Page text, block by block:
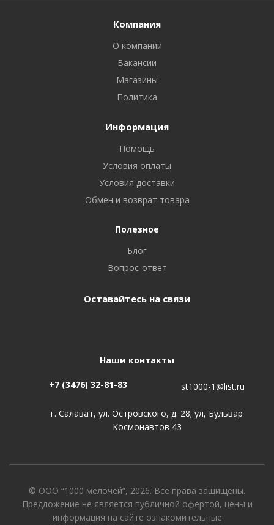
Компания
О компании
Вакансии
Магазины
Политика
Информация
Помощь
Условия оплаты
Условия доставки
Обмен и возврат товара
Полезное
Блог
Вопрос-ответ
Оставайтесь на связи
Наши контакты
+7 (3476) 32-81-83 st1000-1@list.ru
г. Салават, ул. Островского, д. 28; ул, Бульвар
Космонавтов 43
© ООО “1000 мелочей”, 2026. Все права защищены.
Предложение не является публичной офертой, цены и
информация на сайте ознакомительные